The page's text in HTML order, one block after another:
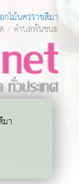
กไม้นครราชสีมา
ตำบลพันชนะ
า